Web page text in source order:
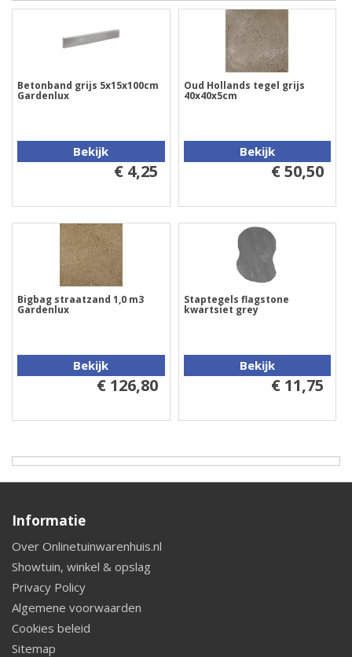
Betonband grijs 5x15x100cm
Gardenlux
Bekijk
€ 4,25
Oud Hollands tegel grijs
40x40x5cm
Bekijk
€ 50,50
Bigbag straatzand 1,0 m3
Gardenlux
Bekijk
€ 126,80
Staptegels flagstone
kwartsiet grey
Bekijk
€ 11,75
Informatie
Over Onlinetuinwarenhuis.nl
Showtuin, winkel & opslag
Privacy Policy
Algemene voorwaarden
Cookies beleid
Sitemap